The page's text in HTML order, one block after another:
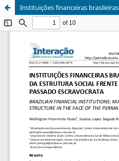
Instituições financeiras brasileiras